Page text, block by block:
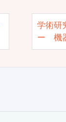
学術研
ー 機